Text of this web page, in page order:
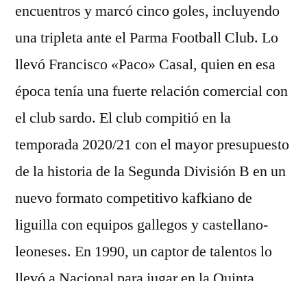
encuentros y marcó cinco goles, incluyendo
una tripleta ante el Parma Football Club. Lo
llevó Francisco «Paco» Casal, quien en esa
época tenía una fuerte relación comercial con
el club sardo. El club compitió en la
temporada 2020/21 con el mayor presupuesto
de la historia de la Segunda División B en un
nuevo formato competitivo kafkiano de
liguilla con equipos gallegos y castellano-
leoneses. En 1990, un captor de talentos lo